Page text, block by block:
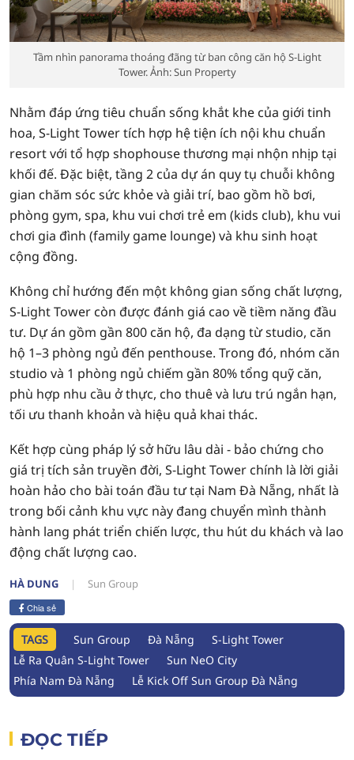
Tầm nhìn panorama thoáng đãng từ ban công căn hộ S-Light
Tower. Ảnh: Sun Property
Nhằm đáp ứng tiêu chuẩn sống khắt khe của giới tinh
hoa, S-Light Tower tích hợp hệ tiện ích nội khu chuẩn
resort với tổ hợp shophouse thương mại nhộn nhịp tại
khối đế. Đặc biệt, tầng 2 của dự án quy tụ chuỗi không
gian chăm sóc sức khỏe và giải trí, bao gồm hồ bơi,
phòng gym, spa, khu vui chơi trẻ em (kids club), khu vui
chơi gia đình (family game lounge) và khu sinh hoạt
cộng đồng.
Không chỉ hướng đến một không gian sống chất lượng,
S-Light Tower còn được đánh giá cao về tiềm năng đầu
tư. Dự án gồm gần 800 căn hộ, đa dạng từ studio, căn
hộ 1–3 phòng ngủ đến penthouse. Trong đó, nhóm căn
studio và 1 phòng ngủ chiếm gần 80% tổng quỹ căn,
phù hợp nhu cầu ở thực, cho thuê và lưu trú ngắn hạn,
tối ưu thanh khoản và hiệu quả khai thác.
Kết hợp cùng pháp lý sở hữu lâu dài - bảo chứng cho
giá trị tích sản truyền đời, S-Light Tower chính là lời giải
hoàn hảo cho bài toán đầu tư tại Nam Đà Nẵng, nhất là
trong bối cảnh khu vực này đang chuyển mình thành
hành lang phát triển chiến lược, thu hút du khách và lao
động chất lượng cao.
HÀ DUNG Sun Group
Chia sẻ
TAGS Sun Group Đà Nẵng
S-Light Tower
Lễ Ra Quân S-Light Tower
Sun NeO City
Phía Nam Đà Nẵng
Lễ Kick Off Sun Group Đà Nẵng
ĐỌC TIẾP